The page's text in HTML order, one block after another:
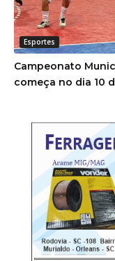
Esportes
Campeonato
começa no dia 10